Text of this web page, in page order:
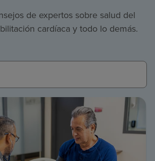
de expertos sobre salud del
cardíaca y todo lo demás.